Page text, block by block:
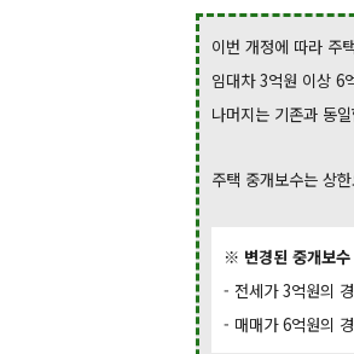
이번 개정에 따라 주
임대차 3억원 이상 6
나머지는 기존과 동
주택 중개보수는 상
※ 변경된 중개보수
- 전세가 3억원의
- 매매가 6억원의